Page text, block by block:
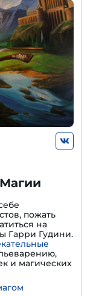
пожать
на
Гарри Гудини.
и магических